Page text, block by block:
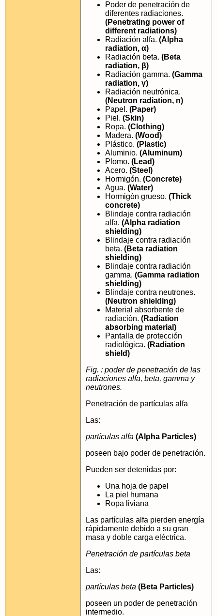
Poder de penetración de
diferentes radiaciones.
(Penetrating power of
different radiations)
Radiación alfa. (Alpha
radiation, α)
Radiación beta. (Beta
radiation, β)
Radiación gamma. (Gamma
radiation, γ)
Radiación neutrónica.
(Neutron radiation, n)
Papel. (Paper)
Piel. (Skin)
Ropa. (Clothing)
Madera. (Wood)
Plástico. (Plastic)
Aluminio. (Aluminum)
Plomo. (Lead)
Acero. (Steel)
Hormigón. (Concrete)
Agua. (Water)
Hormigón grueso. (Thick
concrete)
Blindaje contra radiación
alfa. (Alpha radiation
shielding)
Blindaje contra radiación
beta. (Beta radiation
shielding)
Blindaje contra radiación
gamma. (Gamma radiation
shielding)
Blindaje contra neutrones.
(Neutron shielding)
Material absorbente de
radiación. (Radiation
absorbing material)
Pantalla de protección
radiológica. (Radiation
shield)
Fig. : poder de penetración de las
radiaciones alfa, beta, gamma y
neutrones.
Penetración de partículas alfa
Las:
partículas alfa (Alpha Particles)
poseen bajo poder de penetración.
Pueden ser detenidas por:
Una hoja de papel
La piel humana
Ropa liviana
Las partículas alfa pierden energía
rápidamente debido a su gran
masa y doble carga eléctrica.
Penetración de partículas beta
Las:
partículas beta (Beta Particles)
poseen un poder de penetración
intermedio.